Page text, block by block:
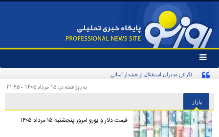
تغییر
وضعیت
منوی
ها
نگرانی مدیران استقلال از هشدار آسانی
به روز شده در: ۱۵ مرداد ۱۴۰۵ - ۲۱:۴۵
بازار
قیمت دلار و یورو امروز پنجشنبه ۱۵ مرداد ۱۴۰۵